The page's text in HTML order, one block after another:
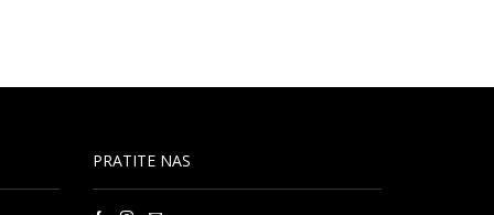
PRATITE NAS